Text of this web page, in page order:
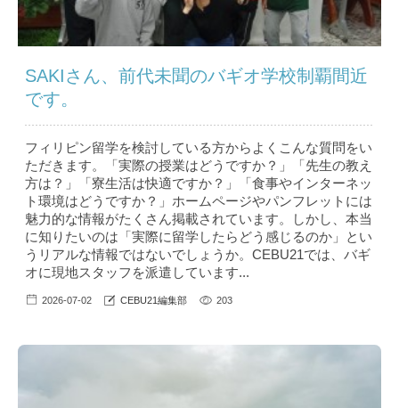
SAKIさん、前代未聞のバギオ学校制覇間近
です。
フィリピン留学を検討している方からよくこんな質問をい
ただきます。「実際の授業はどうですか？」「先生の教え
方は？」「寮生活は快適ですか？」「食事やインターネッ
ト環境はどうですか？」ホームページやパンフレットには
魅力的な情報がたくさん掲載されています。しかし、本当
に知りたいのは「実際に留学したらどう感じるのか」とい
うリアルな情報ではないでしょうか。CEBU21では、バギ
オに現地スタッフを派遣しています...
2026-07-02 CEBU21編集部 203